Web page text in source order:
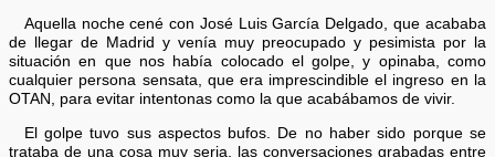
Aquella noche cené con José Luis García Delgado, que acababa
de llegar de Madrid y venía muy preocupado y pesimista por la
situación en que nos había colocado el golpe, y opinaba, como
cualquier persona sensata, que era imprescindible el ingreso en la
OTAN, para evitar intentonas como la que acabábamos de vivir.
El golpe tuvo sus aspectos bufos. De no haber sido porque se
trataba de una cosa muy seria, las conversaciones grabadas entre